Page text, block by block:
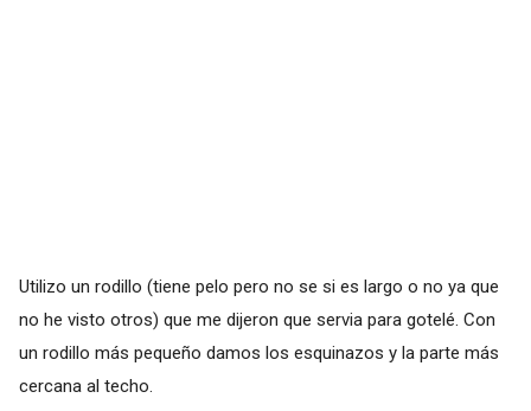
Utilizo un rodillo (tiene pelo pero no se si es largo o no ya que
no he visto otros) que me dijeron que servia para gotelé. Con
un rodillo más pequeño damos los esquinazos y la parte más
cercana al techo.